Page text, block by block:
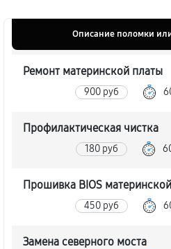
Описание поломки
Ремонт материнской платы
900 руб
Профилактическая чистка
180 руб
Прошивка BIOS
450 руб
Замена северного моста